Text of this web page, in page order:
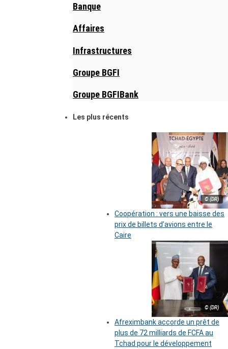
Banque
Affaires
Infrastructures
Groupe BGFI
Groupe BGFIBank
Les plus récents
© (DR)
Coopération : vers une baisse des
prix de billets d’avions entre le
Caire
© (DR)
Afreximbank accorde un prêt de
plus de 72 milliards de FCFA au
Tchad pour le développement